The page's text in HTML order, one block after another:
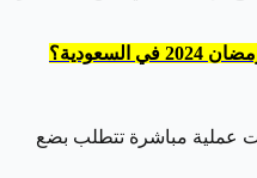
عملية مباشرة تتطلب بضع